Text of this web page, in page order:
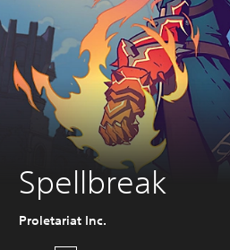
Spellbreak
Proletariat Inc.